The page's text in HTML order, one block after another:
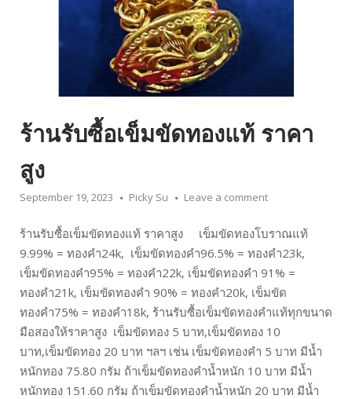
ร้านรับซื้อเข็มขัดทองแท้ ราคา
สูง
September 19, 2023 Picky Su Leave a comment
ร้านรับซื้อเข็มขัดทองแท้ ราคาสูง เข็มขัดทองโบราณแท้
9.99% = ทองคำ24k, เข็มขัดทองคำ96.5% = ทองคำ23k,
เข็มขัดทองคำ95% = ทองคำ22k, เข็มขัดทองคำ 91% =
ทองคำ21k, เข็มขัดทองคำ 90% = ทองคำ20k, เข็มขัด
ทองคำ75% = ทองคำ18k, ร้านรับซื้อเข็มขัดทองคำแท้ทุกขนาด
มือสองให้ราคาสูง เข็มขัดทอง 5 บาท,เข็มขัดทอง 10
บาท,เข็มขัดทอง 20 บาท ฯลฯ เช่น เข็มขัดทองคำ 5 บาท มีน้ำ
หนักทอง 75.80 กรัม ถ้าเข็มขัดทองคำน้ำหนัก 10 บาท มีน้ำ
หนักทอง 151.60 กรัม ถ้าเข็มขัดทองคำน้ำหนัก 20 บาท มีน้ำ